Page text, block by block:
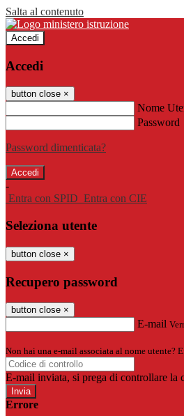
Salta al contenuto
Accedi
Accedi
button close ×
Nome
Password
Password dimenticata?
-
Entra con SPID Entra con CIE
Seleziona utente
button close ×
Recupero password
button close ×
E-mail
Non hai una e-mail associata al nome utente?
E-mail inviata, si prega di controllare la
Errore